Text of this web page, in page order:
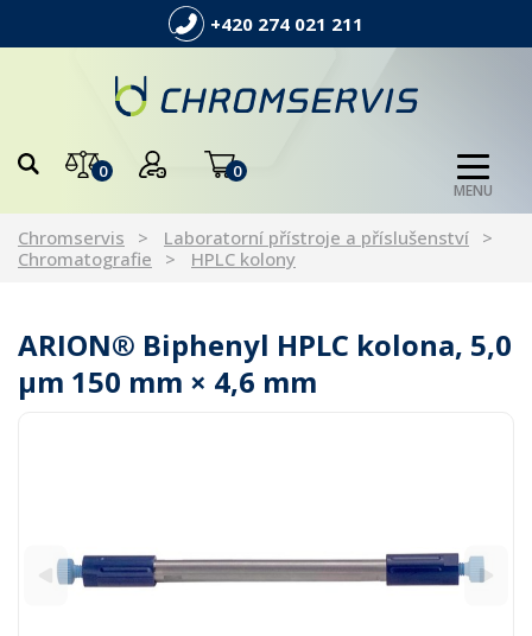
+420 274 021 211
0 0
MENU
Chromservis
Laboratorní přístroje a příslušenství
Chromatografie
HPLC kolony
ARION® Biphenyl HPLC kolona, 5,0
µm 150 mm × 4,6 mm